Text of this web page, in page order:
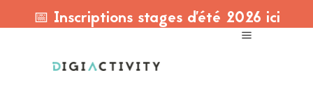
📅 Inscriptions stages d'été 2026 ici